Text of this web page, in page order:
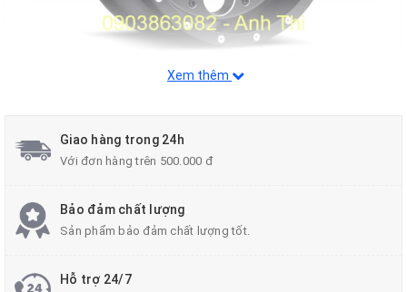
Hotline: 0903863082 - 0903863982
Email:anhthiautophunghoa@gmail.com
Liên Hệ Nhận Báo Giá
Xem thêm
Giao hàng trong 24h
Với đơn hàng trên 500.000 đ
Bảo đảm chất lượng
Sản phẩm bảo đảm chất lượng tốt.
Hỗ trợ 24/7